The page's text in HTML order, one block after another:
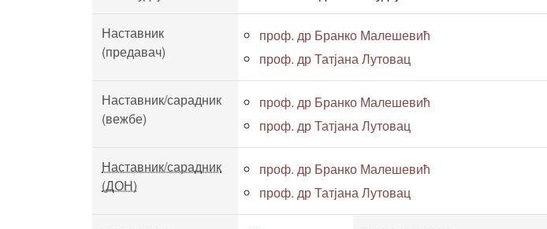
Наставник
(предавач)
проф. др Бранко Малешевић
проф. др Татјана Лутовац
Наставник/сарадник
(вежбе)
проф. др Бранко Малешевић
проф. др Татјана Лутовац
Наставник/сарадник
(ДОН)
проф. др Бранко Малешевић
проф. др Татјана Лутовац